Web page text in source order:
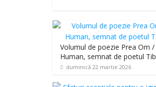
Volumul de poezie Prea Om
Human, semnat de poetul
duminică 22 martie 2026